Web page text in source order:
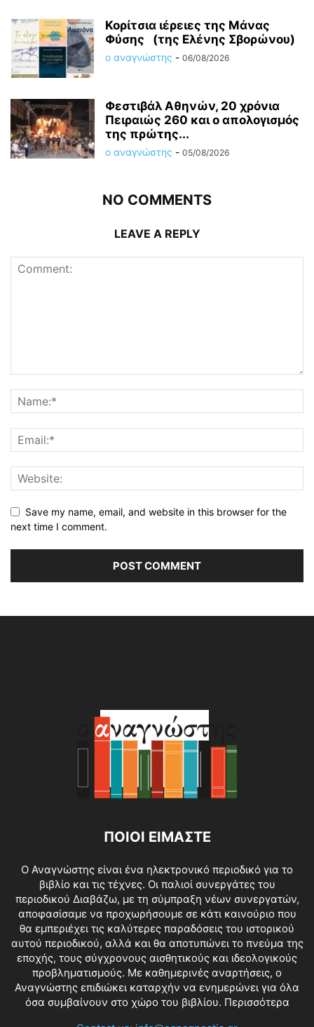
Κορίτσια ιέρειες της Μάνας
Φύσης (της Ελένης Σβορώνου)
ο αναγνώστης - 06/08/2026
Φεστιβάλ Αθηνών, 20 χρόνια
Πειραιώς 260 και ο απολογισμός
της πρώτης...
ο αναγνώστης - 05/08/2026
NO COMMENTS
LEAVE A REPLY
Save my name, email, and website in this browser for the
next time I comment.
ΠΟΙΟΙ ΕΙΜΑΣΤΕ
O Αναγνώστης είναι ένα ηλεκτρονικό περιοδικό για το
βιβλίο και τις τέχνες. Οι παλιοί συνεργάτες του
περιοδικού Διαβάζω, με τη σύμπραξη νέων συνεργατών,
αποφασίσαμε να προχωρήσουμε σε κάτι καινούριο που
θα εμπεριέχει τις καλύτερες παραδόσεις του ιστορικού
αυτού περιοδικού, αλλά και θα αποτυπώνει το πνεύμα της
εποχής, τους σύγχρονους αισθητικούς και ιδεολογικούς
προβληματισμούς. Με καθημερινές αναρτήσεις, ο
Αναγνώστης επιδιώκει καταρχήν να ενημερώνει για όλα
όσα συμβαίνουν στο χώρο του βιβλίου. Περισσότερα